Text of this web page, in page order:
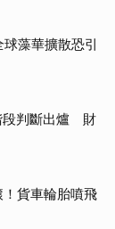
藻華擴散恐引
段判斷出爐 財
貨車輪胎噴飛